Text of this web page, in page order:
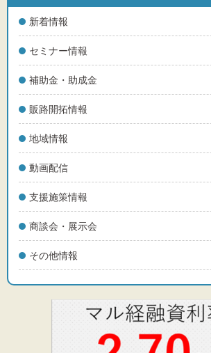
新着情報
セミナー情報
補助金・助成金
販路開拓情報
地域情報
動画配信
支援施策情報
商談会・展示会
その他情報